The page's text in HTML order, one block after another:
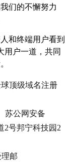
们的不懈努力
和终端用户看到
用户一道，共同
顶级域名注册
公网安备
2号邦宁科技园2
邮